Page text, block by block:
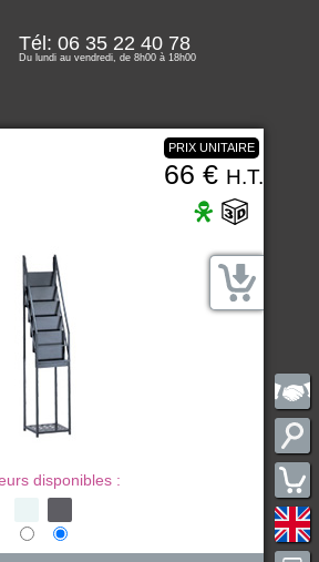
Tél: 06 35 22 40 78
Du lundi au vendredi, de 8h00 à 18h00
PRIX UNITAIRE
66 € H.T.
disponibles :